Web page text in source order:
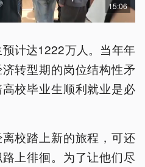
15:06
计达1222万人。当年年
转型期的岗位结构性矛
校毕业生顺利就业是必
校踏上新的旅程，可还
上徘徊。为了让他们尽